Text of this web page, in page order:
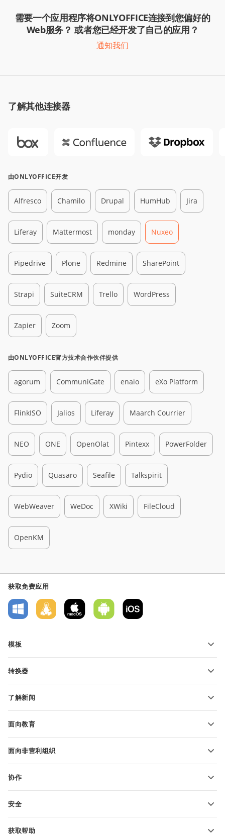
需要一个应用程序将ONLYOFFICE连接到您偏好的
Web服务？ 或者您已经开发了自己的应用？
通知我们
了解其他连接器
由ONLYOFFICE开发
Alfresco Chamilo Drupal HumHub Jira
Liferay Mattermost monday Nuxeo
Pipedrive Plone Redmine SharePoint
Strapi SuiteCRM Trello WordPress
Zapier Zoom
由ONLYOFFICE官方技术合作伙伴提供
agorum CommuniGate enaio eXo Platform
FlinkISO Jalios Liferay Maarch Courrier
NEO ONE OpenOlat Pintexx PowerFolder
Pydio Quasaro Seafile Talkspirit
WebWeaver WeDoc XWiki FileCloud
OpenKM
获取免费应用
模板
文本文档模板
转换器
转换电子表格
了解新闻
面向教育
适用于教育人士
面向非营利组织
申请免费帐户
协作
翻译人员
安全
获取帮助